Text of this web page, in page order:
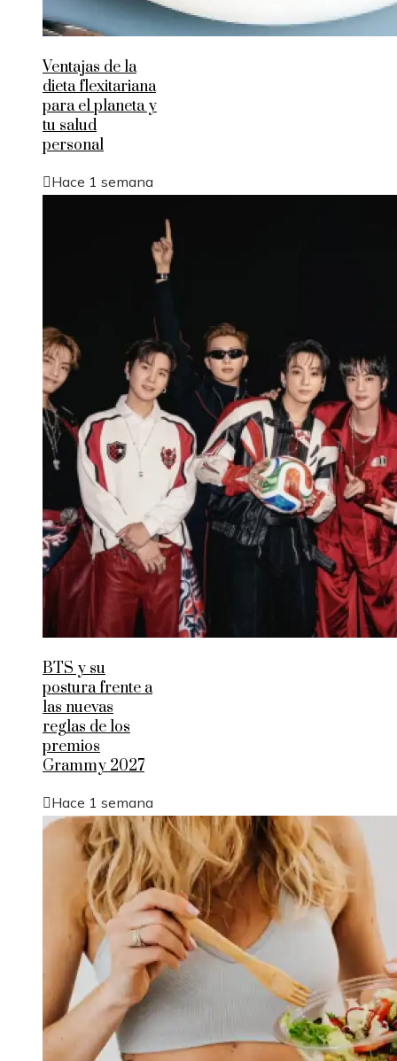
Ventajas de la
dieta flexitariana
para el planeta y
tu salud
personal
Hace 1 semana
BTS y su
postura frente a
las nuevas
reglas de los
premios
Grammy 2027
Hace 1 semana